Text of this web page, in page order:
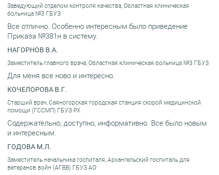
Заведующий отделом контроля качества, Областная клиническая
больница №3 ГБУЗ
Все отлично. Особенно интересным было приведение
Приказа №381н в систему.
НАГОРНОВ В.А.
Заместитель главного врача, Областная клиническая больница №3 ГБУЗ
Для меня все ново и интересно.
КОЧЕЛОРОВА В.Г.
Старший врач, Саяногорская городская станция скорой медицинской
помощи (ГССМП) ГБУЗ РХ
Содержательно, доступно, информативно. Все было новым
и интересным.
ГОДОВА М.Л.
Заместитель начальника госпиталя, Архангельский госпиталь для
ветеранов войн (АГВВ) ГБУЗ АО